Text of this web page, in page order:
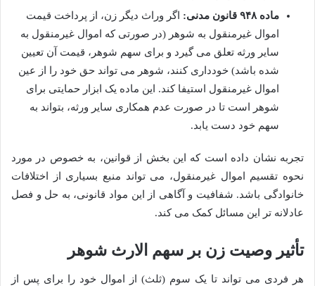
ماده ۹۴۸ قانون مدنی:
اگر وراث دیگر زن، از پرداخت قیمت
اموال غیرمنقول به شوهر (در صورتی که اموال غیرمنقول به
سایر ورثه تعلق می گیرد و برای سهم شوهر، قیمت آن تعیین
شده باشد) خودداری کنند، شوهر می تواند حق خود را از عین
اموال غیرمنقول استیفا کند. این ماده یک ابزار حمایتی برای
شوهر است تا در صورت عدم همکاری سایر ورثه، بتواند به
سهم خود دست یابد.
تجربه نشان داده است که این بخش از قوانین، به خصوص در مورد
نحوه تقسیم اموال غیرمنقول، می تواند منبع بسیاری از اختلافات
خانوادگی باشد. شفافیت و آگاهی از این مواد قانونی، به حل و فصل
عادلانه تر این مسائل کمک می کند.
تأثیر وصیت زن بر سهم الارث شوهر
هر فردی می تواند تا یک سوم (ثلث) از اموال خود را برای پس از